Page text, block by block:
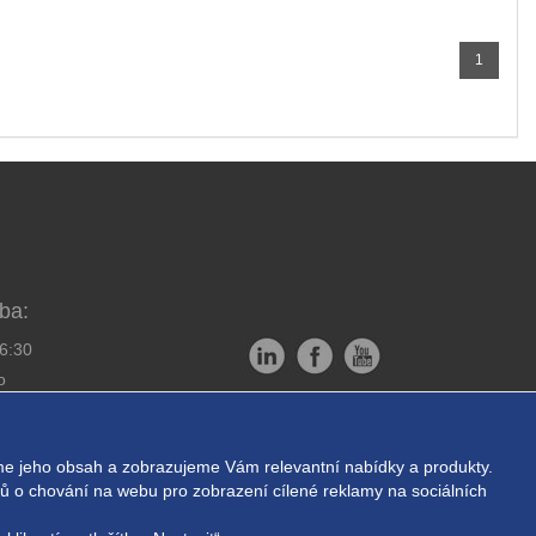
jeho obsah a zobrazujeme Vám relevantní nabídky a produkty.
o chování na webu pro zobrazení cílené reklamy na sociálních
1
Powered by ABRA E-shop